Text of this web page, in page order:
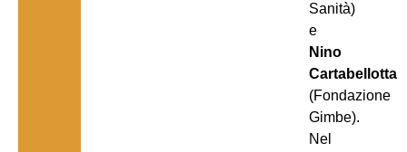
Sanità)
e
Nino
Cartabellotta
(Fondazione
Gimbe).
Nel